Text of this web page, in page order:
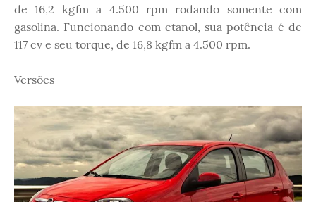
de 16,2 kgfm a 4.500 rpm rodando somente com
gasolina. Funcionando com etanol, sua potência é de
117 cv e seu torque, de 16,8 kgfm a 4.500 rpm.
Versões